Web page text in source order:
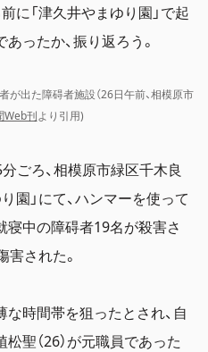
に「津久井やまゆり園」で起
ったか、振り返ろう。
が出た障碍者施設（26日午前、相模原市
Web刊より引用)
ごろ、相模原市緑区千木良
園」にて、ハンマーを使って
中の障碍者19名が殺害さ
された。
時間帯を狙ったとされ、自
聖（26）が元職員であった